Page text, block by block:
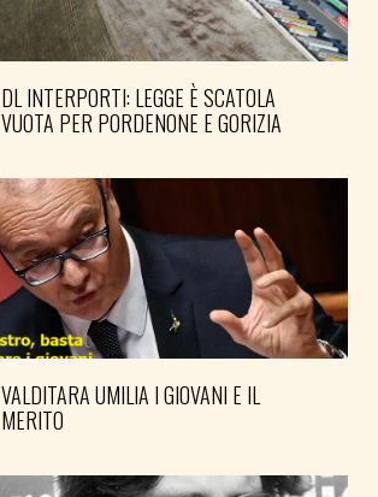
DL INTERPORTI: LEGGE È SCATOLA
VUOTA PER PORDENONE E GORIZIA
VALDITARA UMILIA I GIOVANI E IL
MERITO